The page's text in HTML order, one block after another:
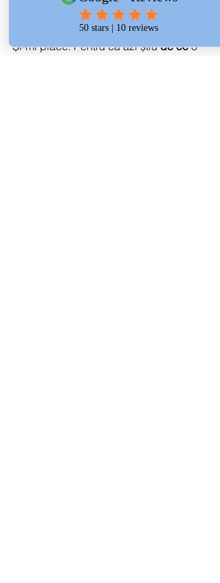
era limitat în acea perioadă. Și totuși…
iată-mă. Fac contabilitate.
Și-mi place. Pentru că azi știu de ce o